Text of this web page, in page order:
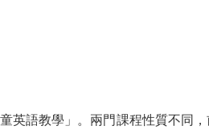
英語教學」。兩門課程性質不同